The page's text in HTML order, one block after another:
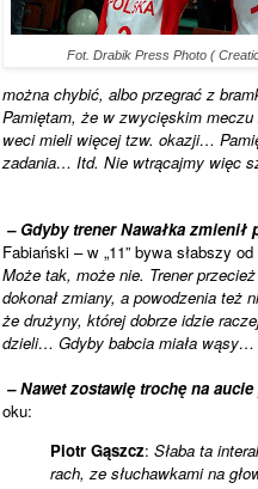
Fot. Drabik Press Photo (
można chy­bić, albo prze­grać z
Pamię­tam, że w zwy­cię­skim meczu
weci mieli wię­cej tzw. oka­zji…
zada­nia… Itd. Nie wtrą­cajmy więc
– Gdyby tre­ner Nawałka
Fabiań­ski – w „11” bywa słab­szy
Może tak, może nie. Tre­ner
doko­nał zmiany, a powo­dze­nia też
że dru­żyny, któ­rej dobrze idzie
dzieli… Gdyby bab­cia miała wąsy…
– Nawet zosta­wię tro­chę na
oku:
Piotr Gąszcz: Słaba ta
rach, ze słu­chaw­kami na